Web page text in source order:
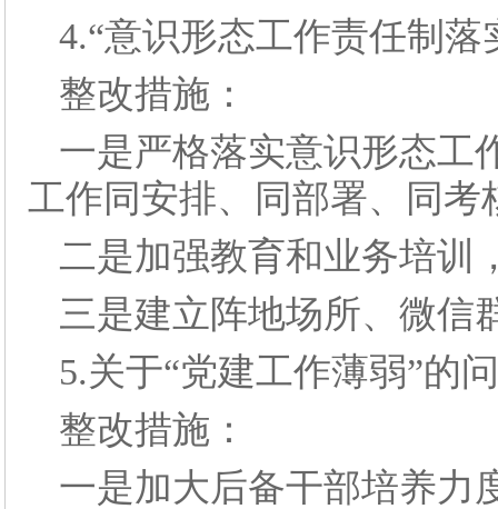
4.“意识形态工作责任制
整改措施：
一是严格落实意识形态工
工作同安排、同部署、同考
二是加强教育和业务培训
三是建立阵地场所、微信
5.关于“党建工作薄弱”的
整改措施：
一是加大后备干部培养力